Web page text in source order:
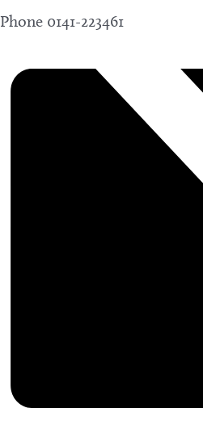
Phone 0141-223461